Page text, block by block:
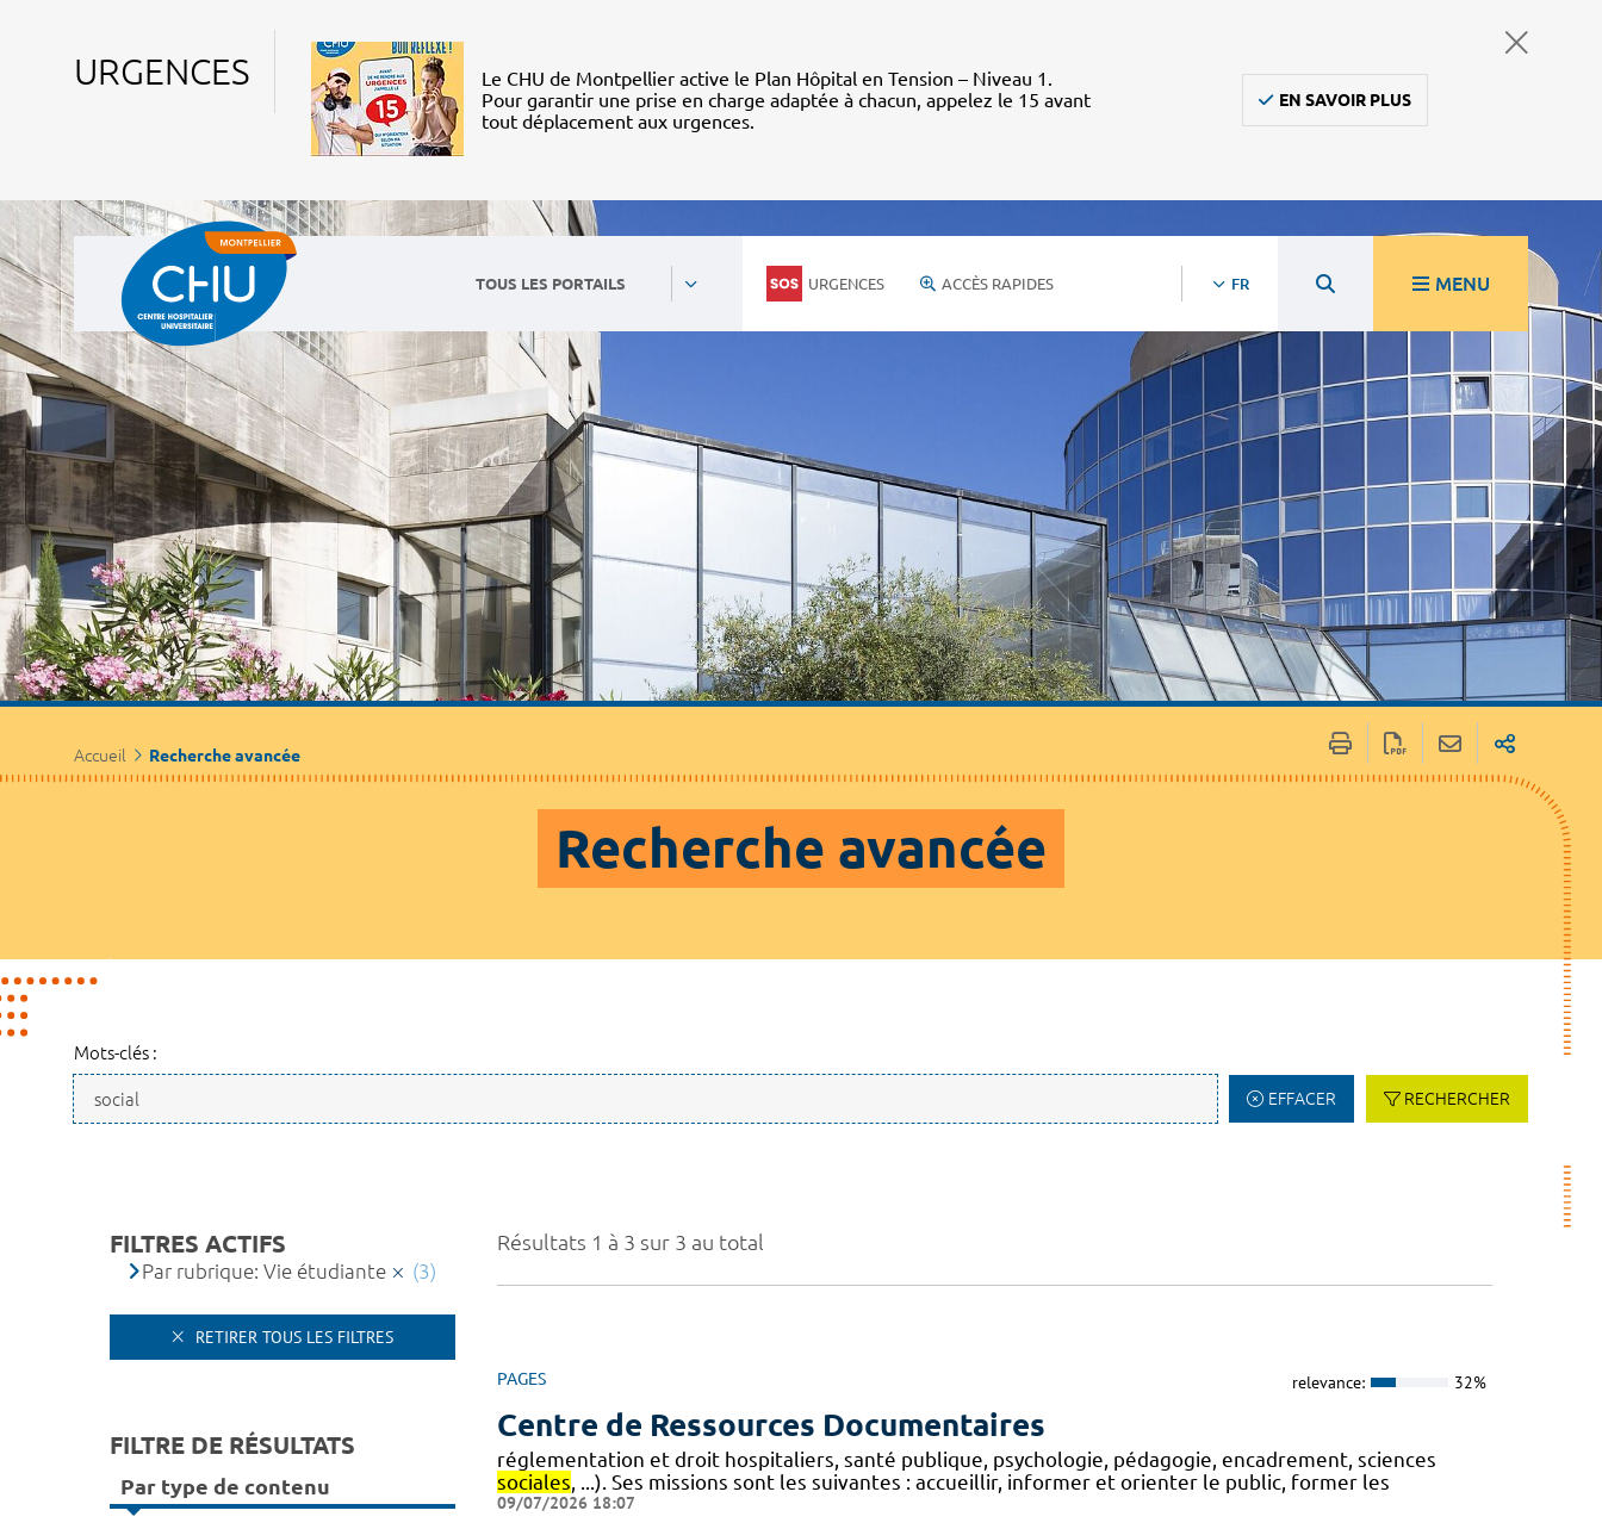
URGENCES
Le CHU de Montpellier active le Plan Hôpital en Tension – Niveau 1.
Pour garantir une prise en charge adaptée à chacun, appelez le 15 avant
tout déplacement aux urgences.
EN SAVOIR PLUS
TOUS LES PORTAILS URGENCES ACCÈS RAPIDES FR MENU
Accueil Recherche avancée
Recherche avancée
Mots-clés :
EFFACER RECHERCHER
Résultats 1 à 3 sur 3 au total
PAGES relevance: 32%
Centre de Ressources Documentaires
réglementation et droit hospitaliers, santé publique, psychologie, pédagogie, encadrement, sciences
sociales, ...). Ses missions sont les suivantes : accueillir, informer et orienter le public, former les
09/07/2026 18:07
FILTRES ACTIFS
Par rubrique: Vie étudiante (3)
RETIRER TOUS LES FILTRES
FILTRE DE RÉSULTATS
Par type de contenu